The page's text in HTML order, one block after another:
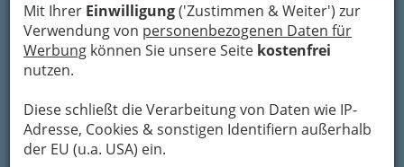
Mit Ihrer Einwilligung('Zustimmen & Weiter') zur
Verwendung von personenbezogenen Daten für
Werbung können Sie unsere Seite kostenfrei
nutzen.
Diese schließt die Verarbeitung von Daten wie IP-
Adresse, Cookies & sonstigen Identifiern außerhalb
der EU (u.a. USA) ein.
Karte
Adresse mit Google Maps anschauen